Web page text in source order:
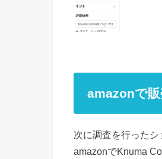
amazonで
次に調査を行ったシ
amazonでKnuma